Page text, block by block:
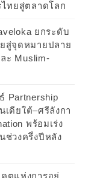
ไทยสู่ตลาดโลก
ยกระดับ
สู่จุดหมายปลาย
ะ Muslim-
Partnership
เดียใต้–ศรีลังกา
พร้อมเร่ง
ช่วงครึ่งปีหลัง